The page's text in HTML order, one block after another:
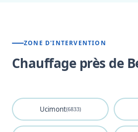
ZONE D'INTERVENTION
Chauffage près de
Ucimont(6833)